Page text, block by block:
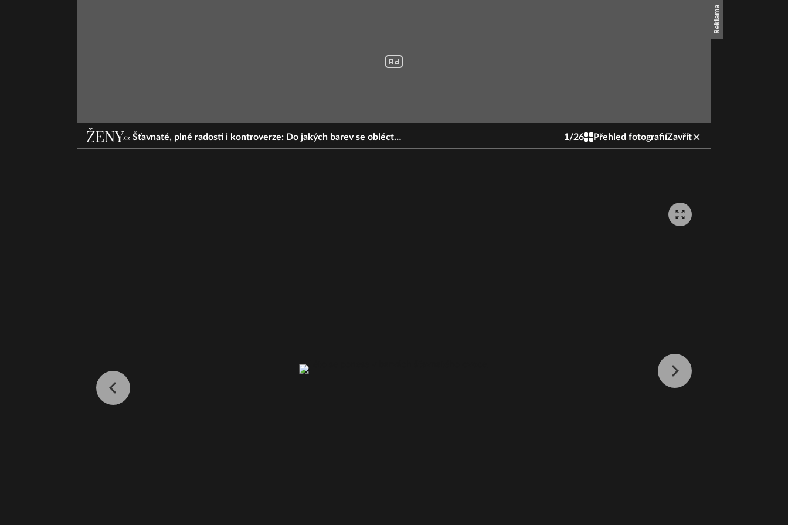
Šťavnaté, plné radosti i kontroverze: Do jakých barev se obléct… 1/26 Přehled fotografiíZavřít